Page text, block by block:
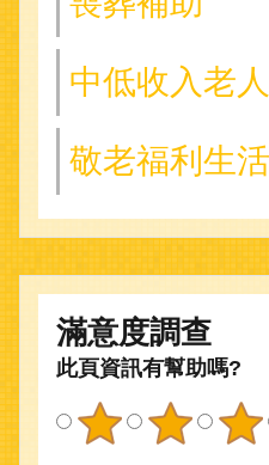
中低收入老
敬老福利生
滿意度調查
此頁資訊有幫助嗎?